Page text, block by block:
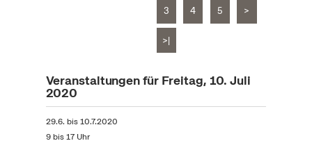
3 4 5 >
>|
Veranstaltungen für Freitag, 10. Juli
2020
29.6. bis10.7.2020
9 bis 17 Uhr